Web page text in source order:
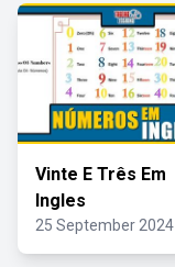
Vinte E Três Em
Ingles
25 September 2024